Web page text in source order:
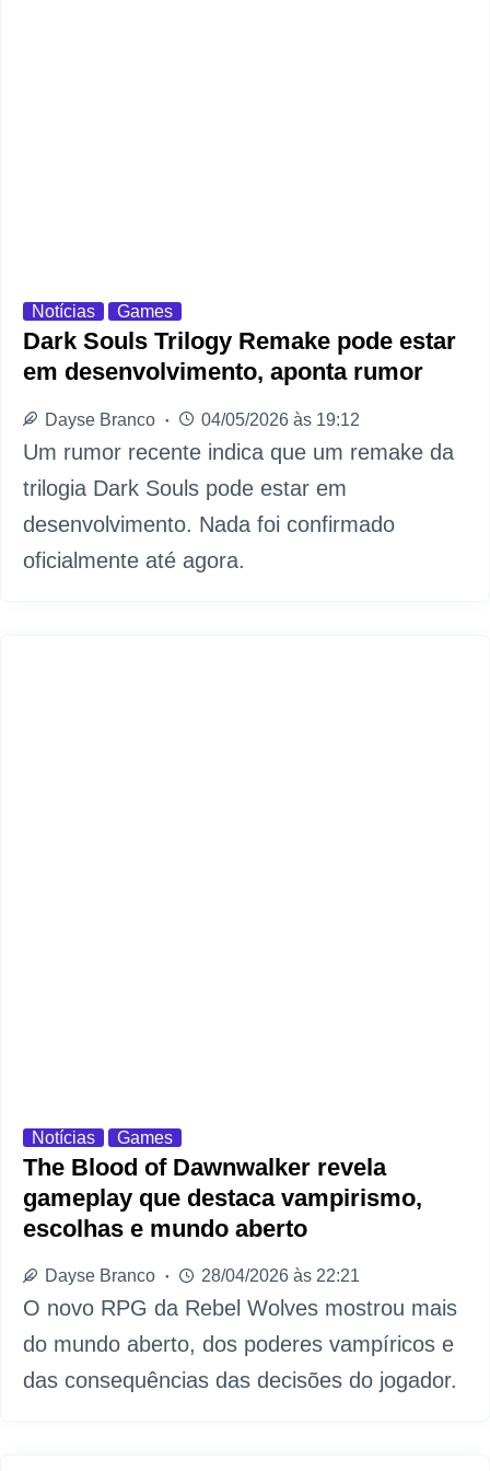
Notícias Games
Dark Souls Trilogy Remake pode estar
em desenvolvimento, aponta rumor
Dayse Branco 04/05/2026 às 19:12
Um rumor recente indica que um remake da
trilogia Dark Souls pode estar em
desenvolvimento. Nada foi confirmado
oficialmente até agora.
Notícias Games
The Blood of Dawnwalker revela
gameplay que destaca vampirismo,
escolhas e mundo aberto
Dayse Branco 28/04/2026 às 22:21
O novo RPG da Rebel Wolves mostrou mais
do mundo aberto, dos poderes vampíricos e
das consequências das decisões do jogador.